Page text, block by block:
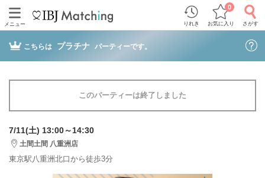
メニュー りれき お気に入り
0
さがす
こちらは プラチナ パーティーです。
このパーティーは終了しました
7/11(土) 13:00～14:30
土間土間 八重洲店
東京駅八重洲北口から徒歩3分